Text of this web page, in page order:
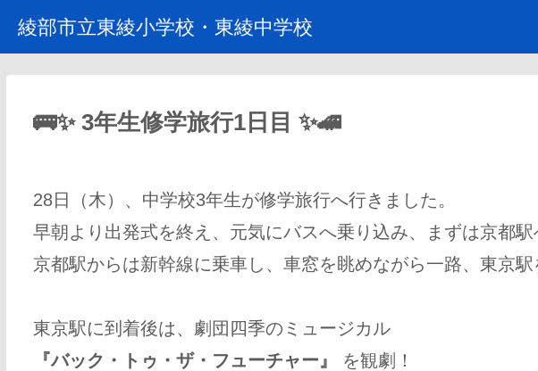
綾部市立東綾小学校・東綾中学校
🚌✨ 3年生修学旅行1日目 ✨🚄
28日（木）、中学校3年生が修学旅行へ行きました。
早朝より出発式を終え、元気にバスへ乗り込み、まずは京都駅
京都駅からは新幹線に乗車し、車窓を眺めながら一路、東京
東京駅に到着後は、劇団四季のミュージカル
『バック・トゥ・ザ・フューチャー』
を観劇！